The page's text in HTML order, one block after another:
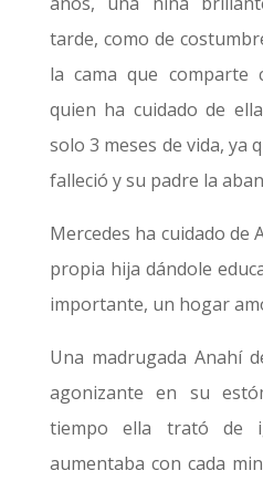
tarde, como de
la cama que comparte
quien ha cuidado de
solo 3 meses de vida, ya
falleció y su padre la
Mercedes ha cuidado de
propia hija dándole
importante, un hogar
Una madrugada Anahí
agonizante en su
tiempo ella trató de
aumentaba con cada